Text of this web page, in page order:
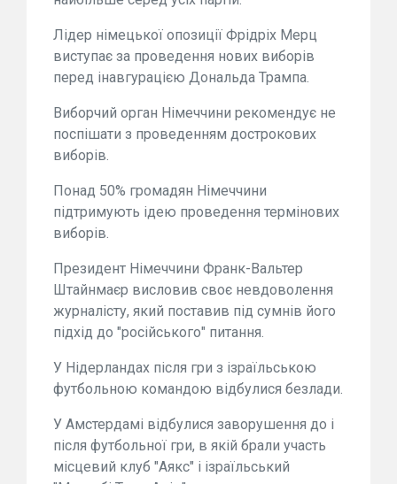
Лідер німецької опозиції Фрідріх Мерц
виступає за проведення нових виборів
перед інавгурацією Дональда Трампа.
Виборчий орган Німеччини рекомендує не
поспішати з проведенням дострокових
виборів.
Понад 50% громадян Німеччини
підтримують ідею проведення термінових
виборів.
Президент Німеччини Франк-Вальтер
Штайнмаєр висловив своє невдоволення
журналісту, який поставив під сумнів його
підхід до "російського" питання.
У Нідерландах після гри з ізраїльською
футбольною командою відбулися безлади.
У Амстердамі відбулися заворушення до і
після футбольної гри, в якій брали участь
місцевий клуб "Аякс" і ізраїльський